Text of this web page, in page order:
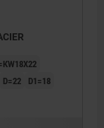
D=22 D1=18